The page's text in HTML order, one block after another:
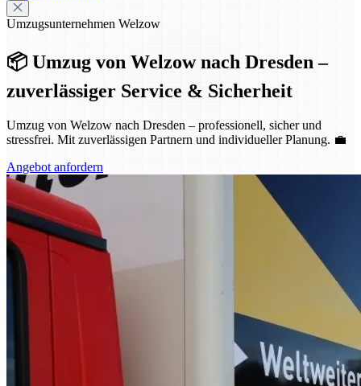
Umzugsunternehmen Welzow
📦 Umzug von Welzow nach Dresden –
zuverlässiger Service & Sicherheit
Umzug von Welzow nach Dresden – professionell, sicher und
stressfrei. Mit zuverlässigen Partnern und individueller Planung. 💼
Angebot anfordern